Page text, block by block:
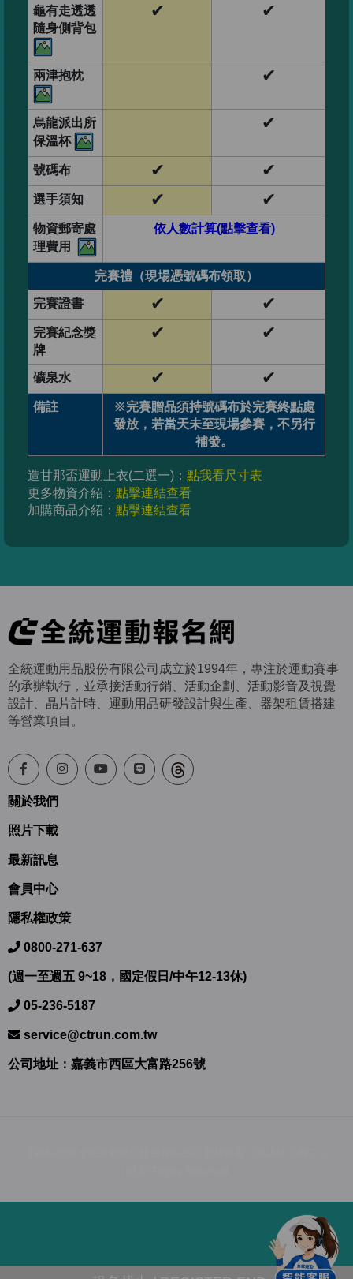
龜有走透透
隨身側背包
✔ ✔
兩津抱枕 ✔
烏龍派出所
保溫杯
✔
號碼布 ✔ ✔
選手須知 ✔ ✔
物資郵寄處
理費用
依人數計算(點擊查看)
完賽禮（現場憑號碼布領取）
完賽證書 ✔ ✔
完賽紀念獎
牌
✔ ✔
礦泉水 ✔ ✔
備註
※完賽贈品須持號碼布於完賽終點處
發放，若當天未至現場參賽，不另行
補發。
造甘那盃運動上衣(二選一)： 點我看尺寸表
更多物資介紹： 點擊連結查看
加購商品介紹： 點擊連結查看
全統運動用品股份有限公司成立於1994年，專注於運動賽事
的承辦執行，並承接活動行銷、活動企劃、活動影音及視覺
設計、晶片計時、運動用品研發設計與生產、器架租賃搭建
等營業項目。
關於我們
照片下載
最新訊息
會員中心
隱私權政策
0800-271-637
(週一至週五 9~18，國定假日/中午12-13休)
05-236-5187
service@ctrun.com.tw
公司地址：嘉義市西區大富路256號